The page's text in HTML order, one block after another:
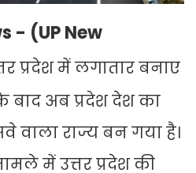
- (UP New
प्रदेश में लगातार बनाए
बाद अब प्रदेश देश का
वाला राज्य बन गया है।
में उत्तर प्रदेश की